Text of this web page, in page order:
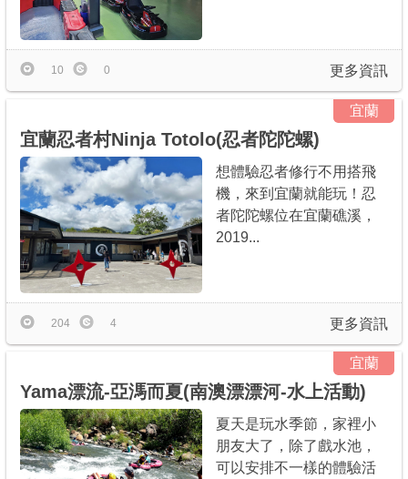
更多資訊
10 0
宜蘭
宜蘭忍者村Ninja Totolo(忍者陀陀螺)
想體驗忍者修行不用搭飛
機，來到宜蘭就能玩！忍
者陀陀螺位在宜蘭礁溪，
2019...
更多資訊
204 4
宜蘭
Yama漂流-亞溤而夏(南澳漂漂河-水上活動)
夏天是玩水季節，家裡小
朋友大了，除了戲水池，
可以安排不一樣的體驗活